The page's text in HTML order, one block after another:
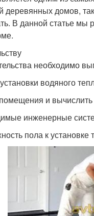
деревянных домов,
В данной статье мы
необходимо
водяного
и
инженерные
пола к установке